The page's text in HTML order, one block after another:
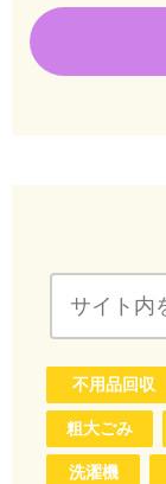
不用品回収
粗大ごみ
洗濯機